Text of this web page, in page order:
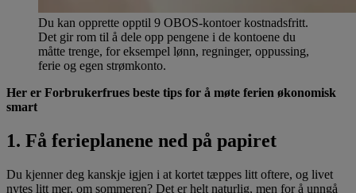
Du kan opprette opptil 9 OBOS-kontoer kostnadsfritt.
Det gir rom til å dele opp pengene i de kontoene du
måtte trenge, for eksempel lønn, regninger, oppussing,
ferie og egen strømkonto.
Her er Forbrukerfrues beste tips for å møte ferien økonomisk
smart
1. Få ferieplanene ned på papiret
Du kjenner deg kanskje igjen i at kortet tæppes litt oftere, og livet
nytes litt mer, om sommeren? Det er helt naturlig, men for å unngå